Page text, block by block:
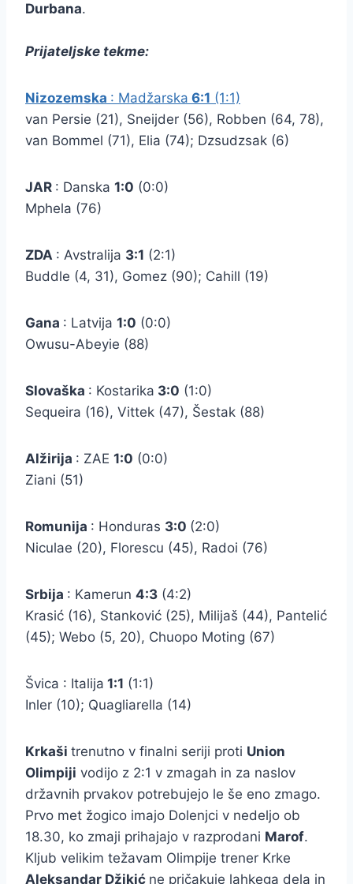
Durbana.
Prijateljske tekme:
Nizozemska : Madžarska 6:1 (1:1)
van Persie (21), Sneijder (56), Robben (64, 78),
van Bommel (71), Elia (74); Dzsudzsak (6)
JAR : Danska 1:0 (0:0)
Mphela (76)
ZDA : Avstralija 3:1 (2:1)
Buddle (4, 31), Gomez (90); Cahill (19)
Gana : Latvija 1:0 (0:0)
Owusu-Abeyie (88)
Slovaška : Kostarika 3:0 (1:0)
Sequeira (16), Vittek (47), Šestak (88)
Alžirija : ZAE 1:0 (0:0)
Ziani (51)
Romunija : Honduras 3:0 (2:0)
Niculae (20), Florescu (45), Radoi (76)
Srbija : Kamerun 4:3 (4:2)
Krasić (16), Stanković (25), Milijaš (44), Pantelić
(45); Webo (5, 20), Chuopo Moting (67)
Švica : Italija 1:1 (1:1)
Inler (10); Quagliarella (14)
Krkaši trenutno v finalni seriji proti Union
Olimpiji vodijo z 2:1 v zmagah in za naslov
državnih prvakov potrebujejo le še eno zmago.
Prvo met žogico imajo Dolenjci v nedeljo ob
18.30, ko zmaji prihajajo v razprodani Marof.
Kljub velikim težavam Olimpije trener Krke
Aleksandar Džikić ne pričakuje lahkega dela in